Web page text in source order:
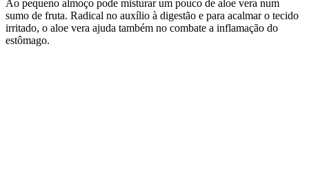
Ao pequeno almoço pode misturar um pouco de aloe vera num
sumo de fruta. Radical no auxílio à digestão e para acalmar o tecido
irritado, o aloe vera ajuda também no combate a inflamação do
estômago.